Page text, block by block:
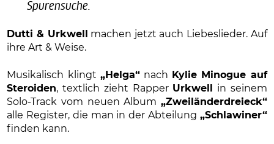
Spurensuche.
Dutti & Urkwell
machen jetzt auch Liebeslieder. Auf
ihre Art & Weise.
Musikalisch klingt „Helga“nach
Kylie Minogue auf
Steroiden, textlich zieht Rapper Urkwell
in seinem
Solo-Track vom neuen Album „Zweiländerdreieck“
alle Register, die man in der Abteilung „Schlawiner“
finden kann.